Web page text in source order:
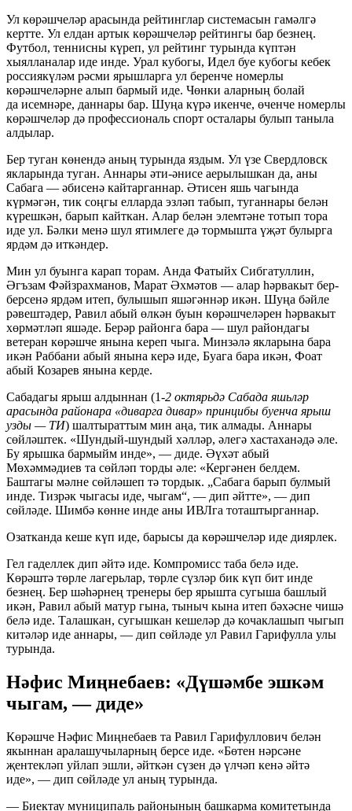
Ул көрәшчеләр арасында рейтинглар системасын гамәлгә
кертте. Ул елдан артык көрәшчеләр рейтингы бар безнең.
Футбол, теннисны күреп, ул рейтинг турында күптән
хыялланалар иде инде. Урал кубогы, Идел буе кубогы кебек
россиякүләм рәсми ярышларга ул беренче номерлы
көрәшчеләрне алып бармый иде. Чөнки аларның болай
да исемнәре, даннары бар. Шуңа күрә икенче, өченче номерлы
көрәшчеләр дә профессиональ спорт осталары булып таныла
алдылар.
Бер туган көнендә аның турында яздым. Ул үзе Свердловск
якларында туган. Аннары әти-әнисе аерылышкан да, аны
Сабага — әбисенә кайтарганнар. Әтисен яшь чагында
күрмәгән, тик соңгы елларда эзләп табып, туганнары белән
күрешкән, барып кайткан. Алар белән элемтәне тотып тора
иде ул. Бәлки менә шул ятимлеге дә тормышта үҗәт булырга
ярдәм дә иткәндер.
Мин ул буынга карап торам. Анда Фатыйх Сибгатуллин,
Әгъзам Фәйзрахманов, Марат Әхмәтов — алар һәрвакыт бер-
берсенә ярдәм итеп, булышып яшәгәннәр икән. Шуңа бәйле
рәвештәдер, Равил абый өлкән буын көрәшчеләрен һәрвакыт
хөрмәтләп яшәде. Берәр районга бара — шул райондагы
ветеран көрәшче янына кереп чыга. Минзәлә якларына бара
икән Раббани абый янына керә иде, Буага бара икән, Фоат
абый Козарев янына керде.
Сабадагы ярыш алдыннан (1-2 октярьдә Сабада яшьләр
арасында районара «диварга дивар» принцибы буенча ярыш
узды — ТИ) шалтыраттым мин аңа, тик алмады. Аннары
сөйләштек. «Шундый-шундый хәлләр, әлегә хастаханәдә әле.
Бу ярышка бармыйм инде», — диде. Әүхәт абый
Мөхәммәдиев та сөйләп торды әле: «Кергәнен белдем.
Баштагы мәлне сөйләшеп тә тордык. „Сабага барып булмый
инде. Тизрәк чыгасы иде, чыгам“, — дип әйтте», — дип
сөйләде. Шимбә көнне инде аны ИВЛга тоташтырганнар.
Озатканда кеше күп иде, барысы да көрәшчеләр иде диярлек.
Гел гаделлек дип әйтә иде. Компромисс таба белә иде.
Көрәштә төрле лагерьлар, төрле сүзләр бик күп бит инде
безнең. Бер шәһәрнең тренеры бер ярышта сугыша башлый
икән, Равил абый матур гына, тыныч кына итеп бәхәсне чишә
белә иде. Талашкан, сугышкан кешеләр дә кочаклашып чыгып
китәләр иде аннары, — дип сөйләде ул Равил Гарифулла улы
турында.
Нәфис Миңнебаев: «Дүшәмбе эшкәм
чыгам, — диде»
Көрәшче Нәфис Миңнебаев та Равил Гарифуллович белән
якыннан аралашучыларның берсе иде. «Бөтен нәрсәне
җентекләп уйлап эшли, әйткән сүзен дә үлчәп кенә әйтә
иде», — дип сөйләде ул аның турында.
— Биектау муниципаль районының башкарма комитетында